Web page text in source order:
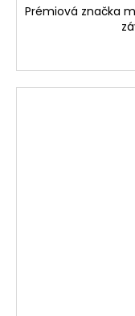
Prémiová značka